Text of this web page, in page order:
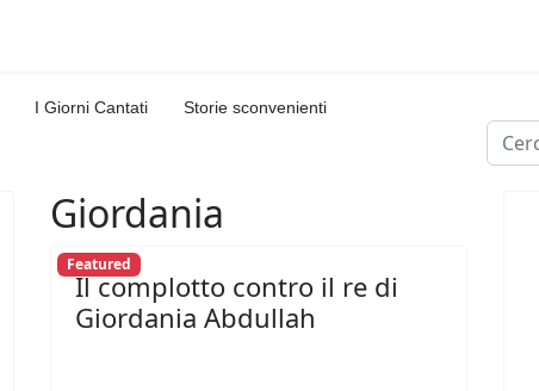
I Giorni Cantati Storie sconvenienti
Cerca
Giordania
Featured
Il complotto contro il re di
Giordania Abdullah